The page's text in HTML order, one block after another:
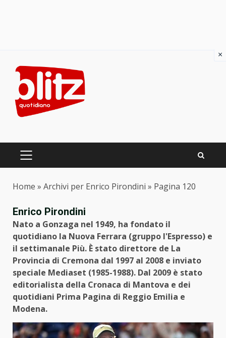
content
PRIMARY
Home » Archivi per Enrico Pirondini » Pagina 120
Enrico Pirondini
Nato a Gonzaga nel 1949, ha fondato il
quotidiano la Nuova Ferrara (gruppo l'Espresso) e
il settimanale Più. È stato direttore de La
Provincia di Cremona dal 1997 al 2008 e inviato
speciale Mediaset (1985-1988). Dal 2009 è stato
editorialista della Cronaca di Mantova e dei
quotidiani Prima Pagina di Reggio Emilia e
Modena.
×